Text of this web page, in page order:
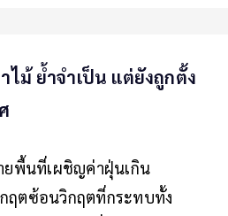
ไม้ ย้ำจำเป็น แต่ยังถูกตั้ง
ยพื้นที่เผชิญค่าฝุ่นเกิน
ฤตซ้อนวิกฤตที่กระทบทั้ง